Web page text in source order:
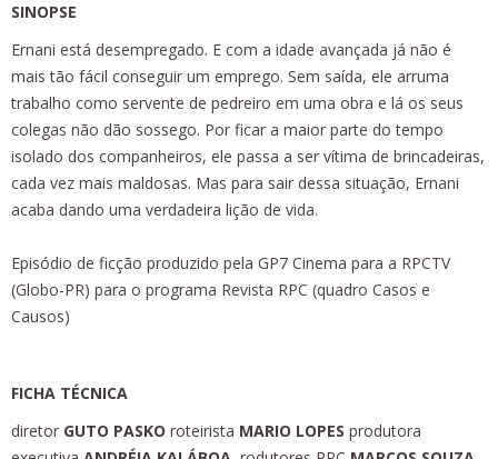
SINOPSE
Ernani está desempregado. E com a idade avançada já não é
mais tão fácil conseguir um emprego. Sem saída, ele arruma
trabalho como servente de pedreiro em uma obra e lá os seus
colegas não dão sossego. Por ficar a maior parte do tempo
isolado dos companheiros, ele passa a ser vítima de brincadeiras,
cada vez mais maldosas. Mas para sair dessa situação, Ernani
acaba dando uma verdadeira lição de vida.
Episódio de ficção produzido pela GP7 Cinema para a RPCTV
(Globo-PR) para o programa Revista RPC (quadro Casos e
Causos)
FICHA TÉCNICA
diretor GUTO PASKO roteirista MARIO LOPES produtora